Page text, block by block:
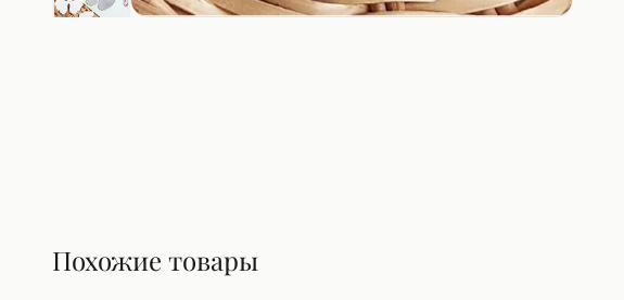
Похожие товары